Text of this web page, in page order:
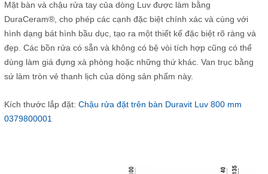
Mặt bàn và chậu rửa tay của dòng Luv được làm bằng
DuraCeram®, cho phép các cạnh đặc biệt chính xác và cùng với
hình dạng bát hình bầu dục, tạo ra một thiết kế đặc biệt rõ ràng và
đẹp. Các bồn rửa có sẵn và không có bệ vòi tích hợp cũng có thể
dùng làm giá đựng xà phòng hoặc những thứ khác. Van trục bằng
sứ làm tròn vẻ thanh lịch của dòng sản phẩm này.
Kích thước lắp đặt: Chậu rửa đặt trên bàn Duravit Luv 800 mm
0379800001